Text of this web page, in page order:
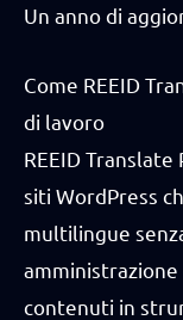
Un anno di
Come REEID
di lavoro
REEID
siti WordPress
multilingue
amministrazione
contenuti in